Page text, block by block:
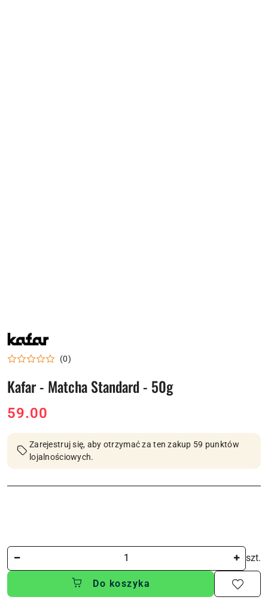
NAZWA
PRODUCENTA:
(0)
Kafar - Matcha Standard - 50g
cena:
59.00
Zarejestruj się, aby otrzymać za ten zakup 59 punktów
lojalnościowych.
szt.
Do koszyka